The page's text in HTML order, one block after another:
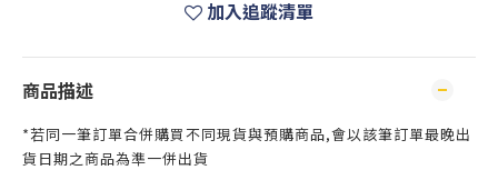
加入追蹤清單
商品描述
*若同一筆訂單合併購買不同現貨與預購商品,會以該筆訂單最晚出
貨日期之商品為準一併出貨